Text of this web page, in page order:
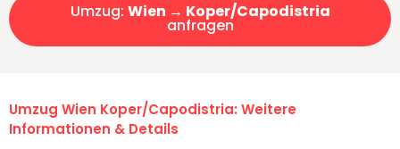
Umzug: Wien → Koper/Capodistria
anfragen
Umzug Wien Koper/Capodistria: Weitere
Informationen & Details